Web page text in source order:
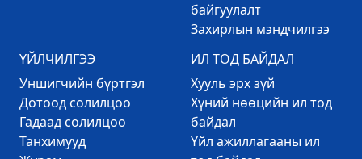
байгуулалт
Захирлын мэндчилгээ
ҮЙЛЧИЛГЭЭ
Уншигчийн бүртгэл
Дотоод солилцоо
Гадаад солилцоо
Танхимууд
ИЛ ТОД БАЙДАЛ
Хууль эрх зүй
Хүний нөөцийн ил тод
байдал
Үйл ажиллагааны ил